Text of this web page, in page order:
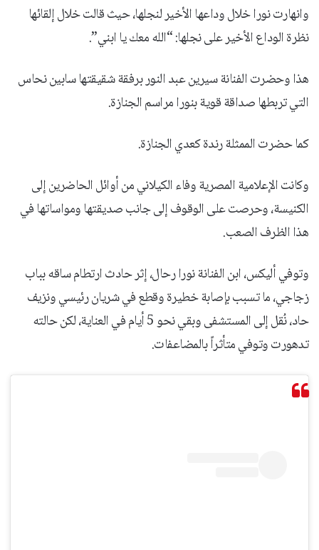
وانهارت نورا خلال وداعها الأخير لنجلها، حيث قالت خلال إلقائها
نظرة الوداع الأخير على نجلها: “الله معك يا ابني”.
هذا وحضرت الفنانة سيرين عبد النور برفقة شقيقتها سابين نحاس
التي تربطها صداقة قوية بنورا مراسم الجنازة.
كما حضرت الممثلة رندة كعدي الجنازة.
وكانت الإعلامية المصرية وفاء الكيلاني من أوائل الحاضرين إلى
الكنيسة، وحرصت على الوقوف إلى جانب صديقتها ومواساتها في
هذا الظرف الصعب.
وتوفي أليكس، ابن الفنانة نورا رحال، إثر حادث ارتطام ساقه بباب
زجاجي، ما تسبب بإصابة خطيرة وقطع في شريان رئيسي ونزيف
حاد، نُقل إلى المستشفى وبقي نحو 5 أيام في العناية، لكن حالته
تدهورت وتوفي متأثراً بالمضاعفات.